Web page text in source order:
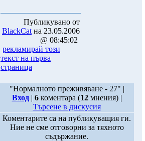
Публикувано от
BlackCat на 23.05.2006
@ 08:45:02
рекламирай този
текст на първа
страница
"Нормалното преживяване - 27" |
Вход| 6коментара (12мнения) |
Търсене в дискусия
Коментарите са на публикуващия ги.
Ние не сме отговорни за тяхното
съдържание.